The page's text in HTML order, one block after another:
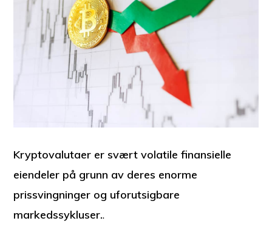
Kryptovalutaer er svært volatile finansielle
eiendeler på grunn av deres enorme
prissvingninger og uforutsigbare
markedssykluser..